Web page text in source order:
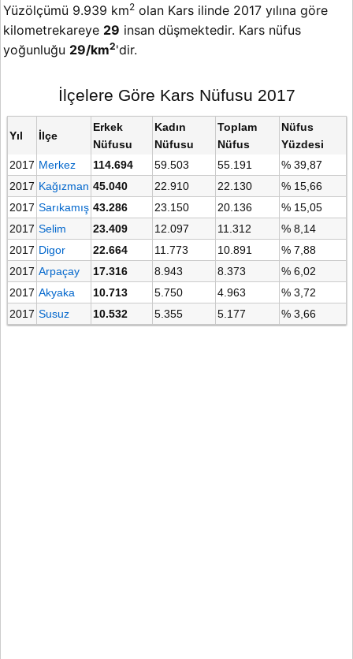
Yüzölçümü 9.939 km2 olan Kars ilinde 2017 yılına göre
kilometrekareye 29 insan düşmektedir. Kars nüfus
yoğunluğu 29/km2'dir.
İlçelere Göre Kars Nüfusu 2017
Yıl İlçe
Erkek
Nüfusu
Kadın
Nüfusu
Toplam
Nüfus
Nüfus
Yüzdesi
2017 Merkez 114.694 59.503 55.191
% 39,87
2017 Kağızman 45.040 22.910 22.130
% 15,66
2017 Sarıkamış 43.286 23.150 20.136
% 15,05
2017 Selim 23.409 12.097 11.312
% 8,14
2017 Digor 22.664 11.773 10.891
% 7,88
2017 Arpaçay 17.316 8.943 8.373
% 6,02
2017 Akyaka 10.713 5.750 4.963
% 3,72
2017 Susuz 10.532 5.355 5.177 % 3,66